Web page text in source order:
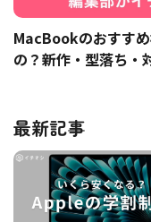
MacBookのおすす
の？新作・型落ち・
最新記事